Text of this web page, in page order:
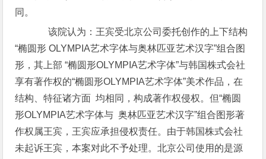
同。
该院认为：王宾受北京公司委托创作的上下结构
“椭圆形 OLYMPIA艺术字体与奥林匹亚艺术汉字”组合图
形，其上部 “椭圆形OLYMPIA艺术字体”与韩国株式会社
享有著作权的“椭圆形OLYMPIA艺术字体”美术作品，在
结构、特征诸方面 均相同，构成著作权侵权。但“椭圆
形OLYMPIA艺术字体与 奥林匹亚艺术汉字”组合图形著
作权属王宾，王宾应承担侵权责任。由于韩国株式会社
未起诉王宾，本案对此不予处理。北京公司使用的是源